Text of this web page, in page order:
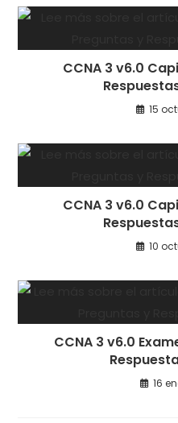
CCNA 3 v6.0
15
CCNA 3 v6.0
10
CCNA 3 v6.0
16